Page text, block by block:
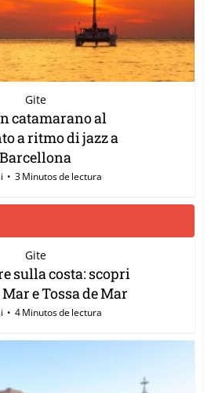
Gite
catamarano al
a ritmo di jazz a
Barcellona
3 Minutos de lectura
Gite
sulla costa: scopri
e Tossa de Mar
4 Minutos de lectura